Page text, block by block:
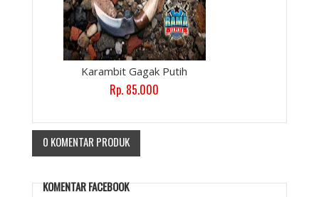
Karambit Gagak Putih
Rp. 85.000
0 KOMENTAR PRODUK
KOMENTAR FACEBOOK